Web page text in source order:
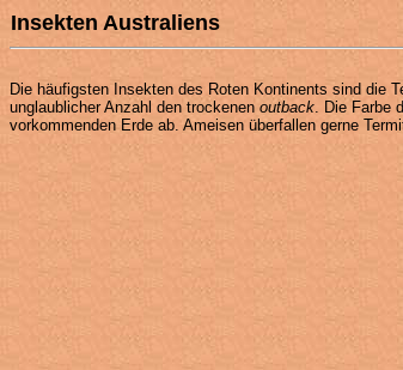
Insekten Australiens
Die häufigsten Insekten des Roten Kontinents sind die
unglaublicher Anzahl den trockenen outback. Die Farbe
vorkommenden Erde ab. Ameisen überfallen gerne